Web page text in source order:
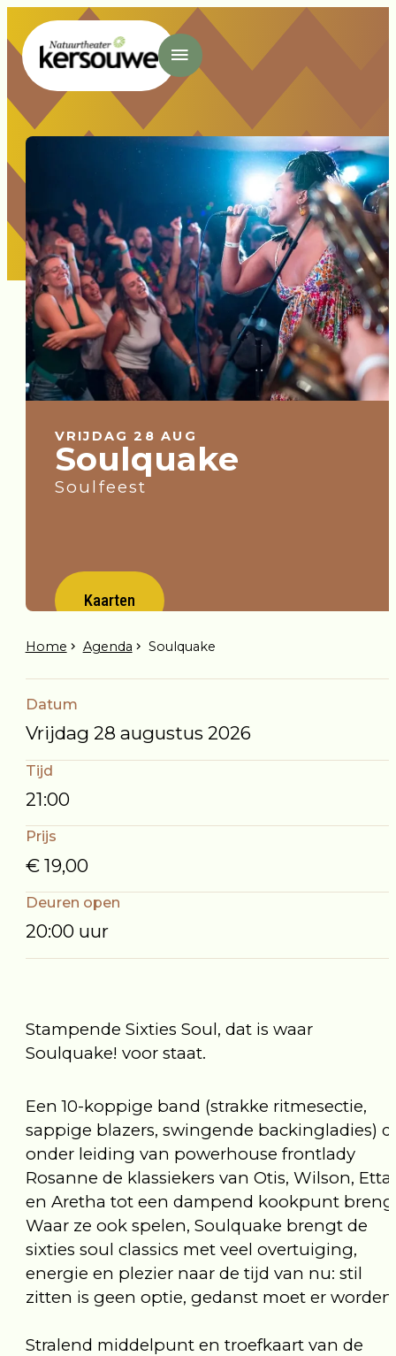
- Home pagina
VRIJDAG 28 AUG
Soulquake
Soulfeest
Kaarten
Stampende Sixties Soul, dat is waar
Soulquake! voor staat.
Een 10-koppige band (strakke ritmesectie,
sappige blazers, swingende backingladies)
onder leiding van powerhouse frontlady
Rosanne de klassiekers van Otis, Wilson, Etta
en Aretha tot een dampend kookpunt
Waar ze ook spelen, Soulquake brengt de
sixties soul classics met veel overtuiging,
energie en plezier naar de tijd van nu: stil
zitten is geen optie, gedanst moet er
Stralend middelpunt en troefkaart van de
Home Agenda Soulquake
Datum
Vrijdag 28 augustus 2026
Tijd
21:00
Prijs
€ 19,00
Deuren open
20:00 uur